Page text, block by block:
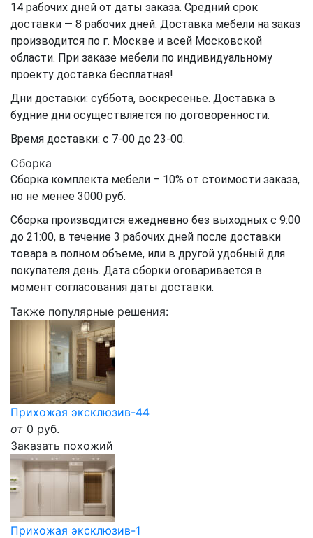
14 рабочих дней от даты заказа. Средний срок
доставки — 8 рабочих дней. Доставка мебели на заказ
производится по г. Москве и всей Московской
области. При заказе мебели по индивидуальному
проекту доставка бесплатная!
Дни доставки: суббота, воскресенье. Доставка в
будние дни осуществляется по договоренности.
Время доставки: с 7-00 до 23-00.
Сборка
Сборка комплекта мебели – 10% от стоимости заказа,
но не менее 3000 руб.
Сборка производится ежедневно без выходных с 9:00
до 21:00, в течение 3 рабочих дней после доставки
товара в полном объеме, или в другой удобный для
покупателя день. Дата сборки оговаривается в
момент согласования даты доставки.
Также популярные решения:
Прихожая эксклюзив-44
от 0 руб.
Заказать похожий
Прихожая эксклюзив-1